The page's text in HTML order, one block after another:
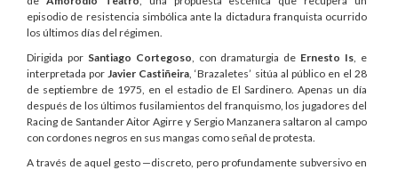
episodio de resistencia simbólica ante la dictadura franquista ocurrido
los últimos días del régimen.
Dirigida por Santiago Cortegoso , con dramaturgia de Ernesto Is , e
interpretada por Javier Castiñeira , ‘Brazaletes’ sitúa al público en el 28
de septiembre de 1975, en el estadio de El Sardinero. Apenas un día
después de los últimos fusilamientos del franquismo, los jugadores del
Racing de Santander Aitor Agirre y Sergio Manzanera saltaron al campo
con cordones negros en sus mangas como señal de protesta.
A través de aquel gesto —discreto, pero profundamente subversivo en